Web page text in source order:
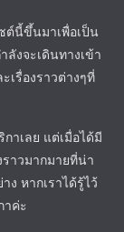
ต์นี้ขึ้นมาเพื่อเป็น
งจะเดินทางเข้า
เรื่องราวต่างๆที่
กาเลย แต่เมื่อได้มี
าวมากมายที่น่า
ง หากเราได้รู้ไว้
ค่ะ